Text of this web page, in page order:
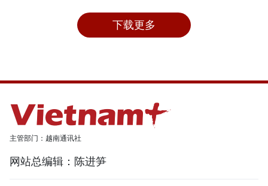
下载更多
主管部门：越南通讯社
网站总编辑：陈进笋